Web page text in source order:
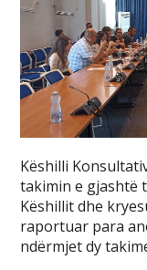
Këshilli
takimin e gjashtë
Këshillit dhe
raportuar para
ndërmjet dy